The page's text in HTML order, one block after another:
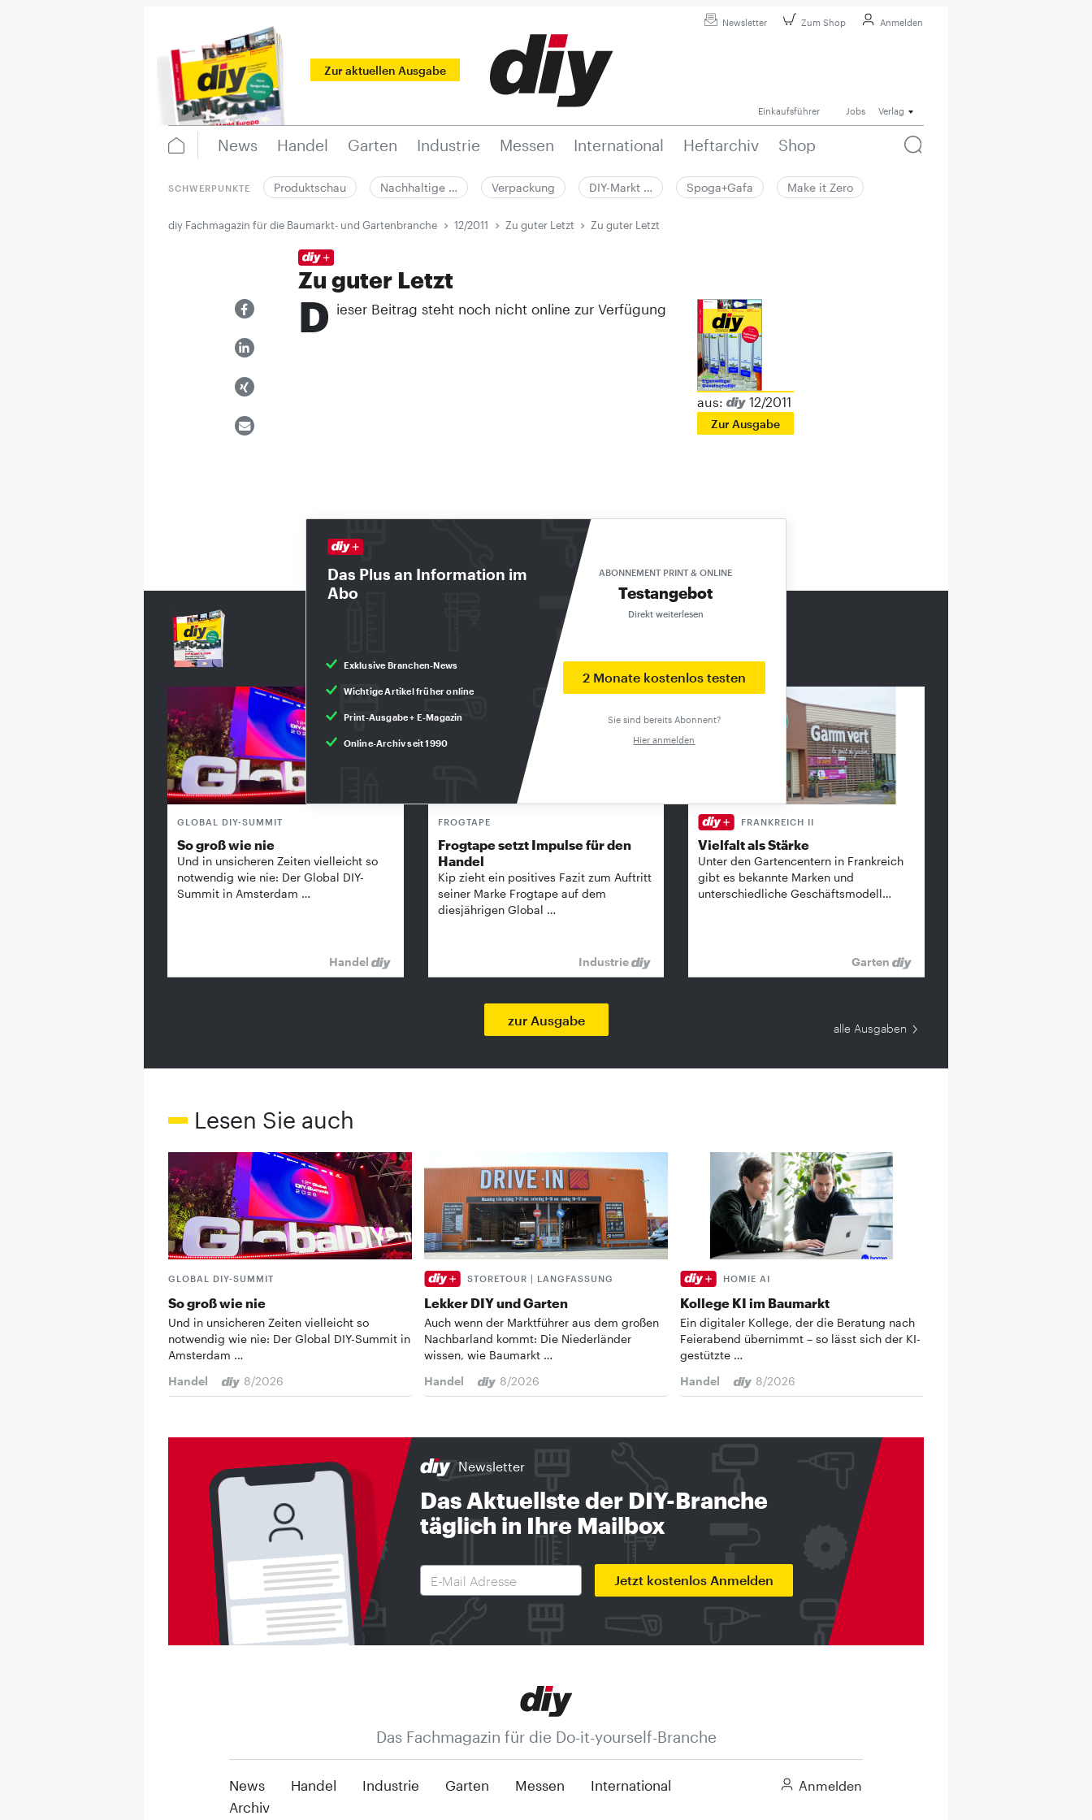
Newsletter Zum Shop Anmelden
Zur aktuellen Ausgabe
Einkaufsführer Jobs Verlag
News Handel Garten Industrie Messen International Heftarchiv Shop
SCHWERPUNKTE Produktschau Nachhaltige … Verpackung DIY-Markt … Spoga+Gafa Make it Zero
diy Fachmagazin für die Baumarkt- und Gartenbranche 12/2011 Zu guter Letzt Zu guter Letzt
Zu guter Letzt
aus: 12/2011
Zur Ausgabe
Das Plus an Information im
Abo
Exklusive Branchen-News
Wichtige Artikel früher online
Print-Ausgabe + E-Magazin
Online-Archiv seit 1990
ABONNEMENT PRINT & ONLINE
Testangebot
Direkt weiterlesen
2 Monate kostenlos testen
Sie sind bereits Abonnent?
Hier anmelden
D ieser Beitrag steht noch nicht online zur Verfügung
Zur Startseite
DIE AKTUELLE AUSGABE: 8/2026
Exklusiv für Abonnenten
GLOBAL DIY-SUMMIT
So groß wie nie
Und in unsicheren Zeiten vielleicht so
notwendig wie nie: Der Global DIY-
Summit in Amsterdam …
Handel
FROGTAPE
Frogtape setzt Impulse für den
Handel
Kip zieht ein positives Fazit zum Auftritt
seiner Marke Frogtape auf dem
diesjährigen Global …
Industrie
FRANKREICH II
Vielfalt als Stärke
Unter den Gartencentern in Frankreich
gibt es bekannte ­Marken und
unterschiedliche Geschäftsmodell…
Garten
zur Ausgabe
alle Ausgaben
Lesen Sie auch
GLOBAL DIY-SUMMIT
So groß wie nie
Und in unsicheren Zeiten vielleicht so
notwendig wie nie: Der Global DIY-Summit in
Amsterdam …
Handel
8/2026
STORETOUR | LANGFASSUNG
Lekker DIY und Garten
Auch wenn der Marktführer aus dem großen
Nachbarland kommt: Die Niederländer
wissen, wie Baumarkt …
Handel
8/2026
HOMIE AI
Kollege KI im Baumarkt
Ein digitaler Kollege, der die Beratung nach
Feierabend übernimmt – so lässt sich der KI-
gestützte …
Handel
8/2026
Newsletter
Das Aktuellste der DIY-Branche
täglich in Ihre Mailbox
Jetzt kostenlos Anmelden
Das Fachmagazin für die Do-it-yourself-Branche
News Handel Industrie Garten Messen
International
Archiv
Anmelden